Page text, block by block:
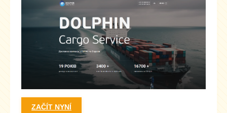
ZAČÍT NYNÍ